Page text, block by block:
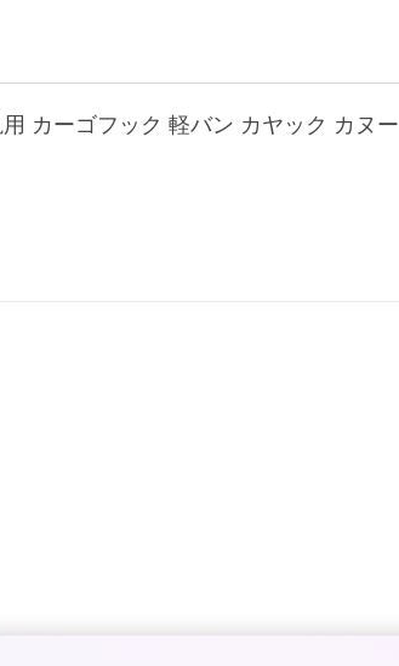
カーゴフック 軽バン カヤック カヌー